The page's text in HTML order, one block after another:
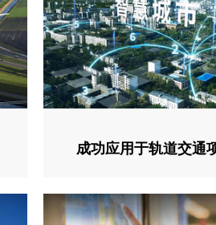
成功应用于轨道交通